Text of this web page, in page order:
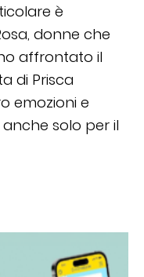
è
donne che
affrontato il
di Prisca
emozioni e
solo per il